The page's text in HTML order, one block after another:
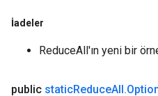
İadeler
ReduceAll'ın yeni bir
public staticReduceAll.